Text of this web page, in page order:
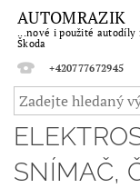
AUTOMRAZIK
...nové i použité autodíly
Škoda
+420777672945
SNÍMAČ,